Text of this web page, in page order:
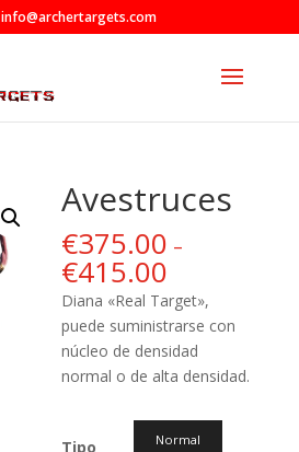
info@archertargets.com
Avestruces
€375.00 –
€415.00
Diana «Real Target»,
puede suministrarse con
núcleo de densidad
normal o de alta densidad.
Tipo
Normal